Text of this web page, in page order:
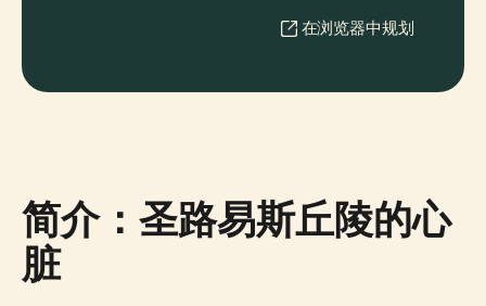
在浏览器中规划
简介：圣路易斯丘陵的心
脏